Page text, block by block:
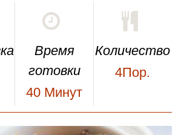
Время
готовки
40 Минут
Количество
4Пор.